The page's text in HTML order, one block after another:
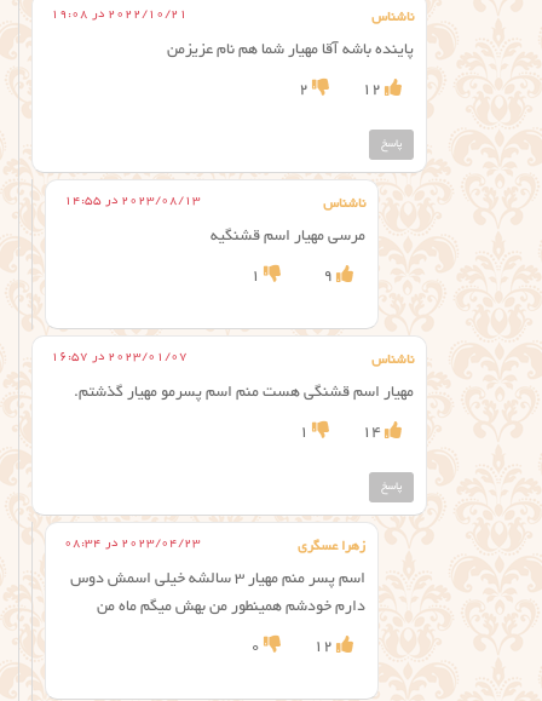
ناشناس 2022/10/21 در 19:08
پاینده باشه آقا مهیار شما هم نام عزیزمن
12
2
پاسخ
ناشناس 2023/08/13 در 14:55
مرسی مهیار اسم قشنگیه
9
1
ناشناس 2023/01/07 در 16:57
مهیار اسم قشنگی هست منم اسم پسرمو مهیار گذشتم.
14
1
پاسخ
زهرا عسگری 2023/04/23 در 08:34
اسم پسر منم مهیار ۳ سالشه خیلی اسمش دوس
دارم خودشم همینطور من بهش میگم ماه من
12
0